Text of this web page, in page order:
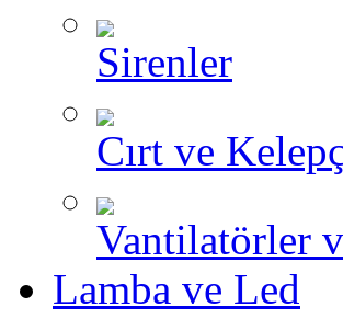
Sirenler
Cırt ve
Vantilatörler
Lamba ve Led